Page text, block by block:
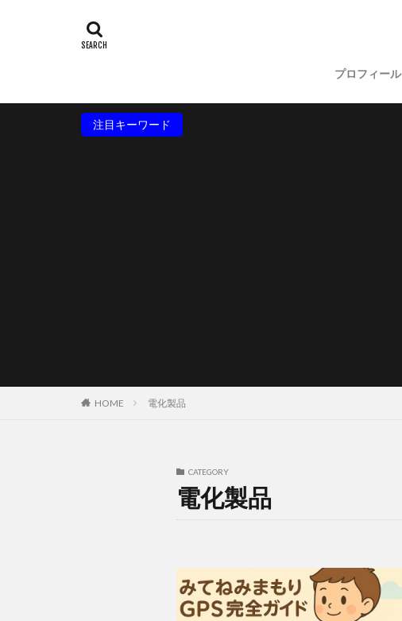
プロフィール
注目キーワード
HOME 電化製品
CATEGORY
電化製品